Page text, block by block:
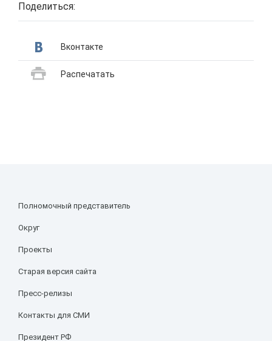
Поделиться:
Вконтакте
Распечатать
Полномочный представитель
Округ
Проекты
Старая версия сайта
Пресс-релизы
Контакты для СМИ
Президент РФ